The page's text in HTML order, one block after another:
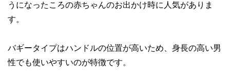
うになったころの赤ちゃんのお出かけ時に人気がありま
す。
バギータイプはハンドルの位置が高いため、身長の高い男
性でも使いやすいのが特徴です。